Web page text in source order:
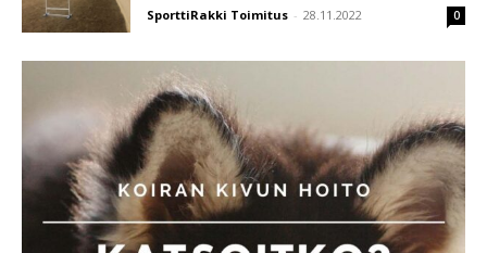
SporttiRakki Toimitus - 28.11.2022 0